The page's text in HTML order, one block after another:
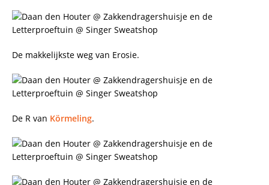
De makkelijkste weg van Erosie.
De R van Körmeling.